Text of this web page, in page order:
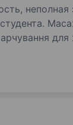
Інструктор
для